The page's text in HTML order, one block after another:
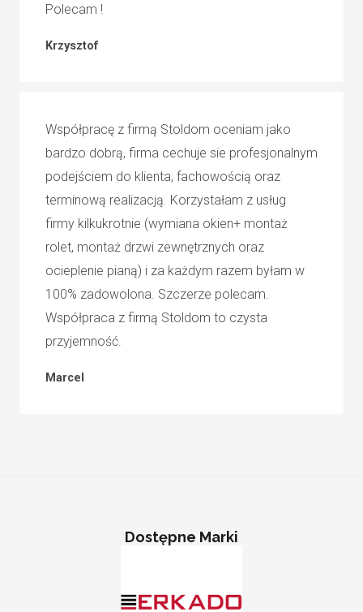
Polecam !
Krzysztof
Współpracę z firmą Stoldom oceniam jako
bardzo dobrą, firma cechuje sie profesjonalnym
podejściem do klienta, fachowością oraz
terminową realizacją. Korzystałam z usług
firmy kilkukrotnie (wymiana okien+ montaż
rolet, montaż drzwi zewnętrznych oraz
ocieplenie pianą) i za każdym razem byłam w
100% zadowolona. Szczerze polecam.
Współpraca z firmą Stoldom to czysta
przyjemność.
Marcel
Dostępne Marki